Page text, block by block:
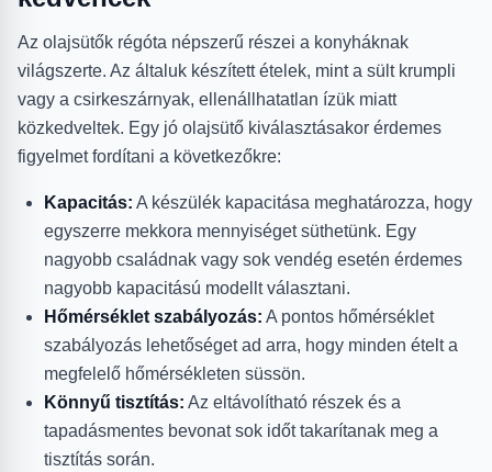
Az olajsütők régóta népszerű részei a konyháknak
világszerte. Az általuk készített ételek, mint a sült krumpli
vagy a csirkeszárnyak, ellenállhatatlan ízük miatt
közkedveltek. Egy jó olajsütő kiválasztásakor érdemes
figyelmet fordítani a következőkre:
Kapacitás: A készülék kapacitása meghatározza, hogy
egyszerre mekkora mennyiséget süthetünk. Egy
nagyobb családnak vagy sok vendég esetén érdemes
nagyobb kapacitású modellt választani.
Hőmérséklet szabályozás: A pontos hőmérséklet
szabályozás lehetőséget ad arra, hogy minden ételt a
megfelelő hőmérsékleten süssön.
Könnyű tisztítás: Az eltávolítható részek és a
tapadásmentes bevonat sok időt takarítanak meg a
tisztítás során.